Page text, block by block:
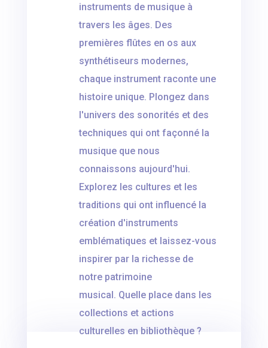
instruments de musique à
travers les âges. Des
premières flûtes en os aux
synthétiseurs modernes,
chaque instrument raconte une
histoire unique. Plongez dans
l'univers des sonorités et des
techniques qui ont façonné la
musique que nous
connaissons aujourd'hui.
Explorez les cultures et les
traditions qui ont influencé la
création d'instruments
emblématiques et laissez-vous
inspirer par la richesse de
notre patrimoine
musical. Quelle place dans les
collections et actions
culturelles en bibliothèque ?